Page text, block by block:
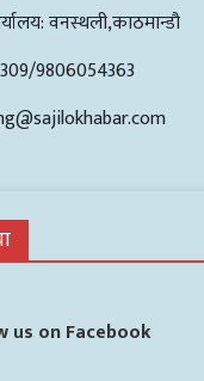
वनस्थली,काठमान्डौ
9806054363
us on Facebook